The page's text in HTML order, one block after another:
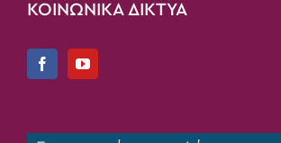
ΚΟΙΝΩΝΙΚΑ ΔΙΚΤΥΑ